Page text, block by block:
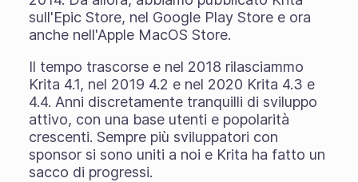
sull'Epic Store, nel Google Play Store e ora
anche nell'Apple MacOS Store.
Il tempo trascorse e nel 2018 rilasciammo
Krita 4.1, nel 2019 4.2 e nel 2020 Krita 4.3 e
4.4. Anni discretamente tranquilli di sviluppo
attivo, con una base utenti e popolarità
crescenti. Sempre più sviluppatori con
sponsor si sono uniti a noi e Krita ha fatto un
sacco di progressi.